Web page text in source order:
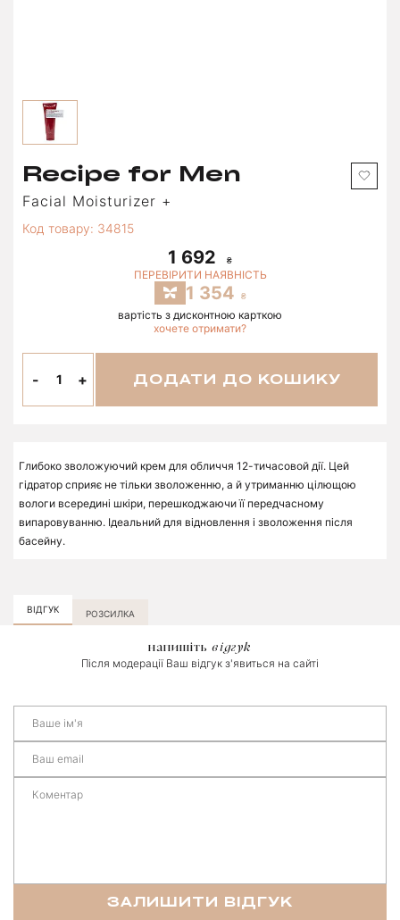
Recipe for Men
Facial Moisturizer +
Код товару: 34815
1 692
ПЕРЕВІРИТИ НАЯВНІСТЬ
1 354
вартість з дисконтною карткою
хочете отримати?
- + ДОДАТИ ДО КОШИКУ
Глибоко зволожуючий крем для обличчя 12-тичасовой дії. Цей
гідратор сприяє не тільки зволоженню, а й утриманню цілющою
вологи всередині шкіри, перешкоджаючи її передчасному
випаровуванню. Ідеальний для відновлення і зволоження після
басейну.
ВІДГУК РОЗСИЛКА
напишіть відгук
Після модерації Ваш відгук з'явиться на сайті
ЗАЛИШИТИ ВІДГУК